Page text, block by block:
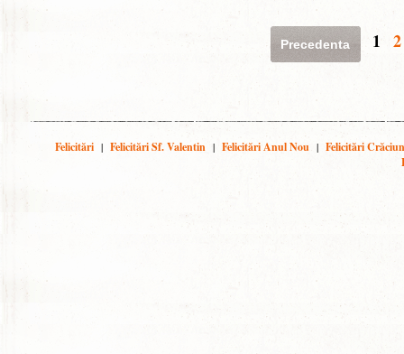
Precedenta 1 2
Felicitări | Felicitări Sf. Valentin | Felicitări Anul Nou | Felicitări